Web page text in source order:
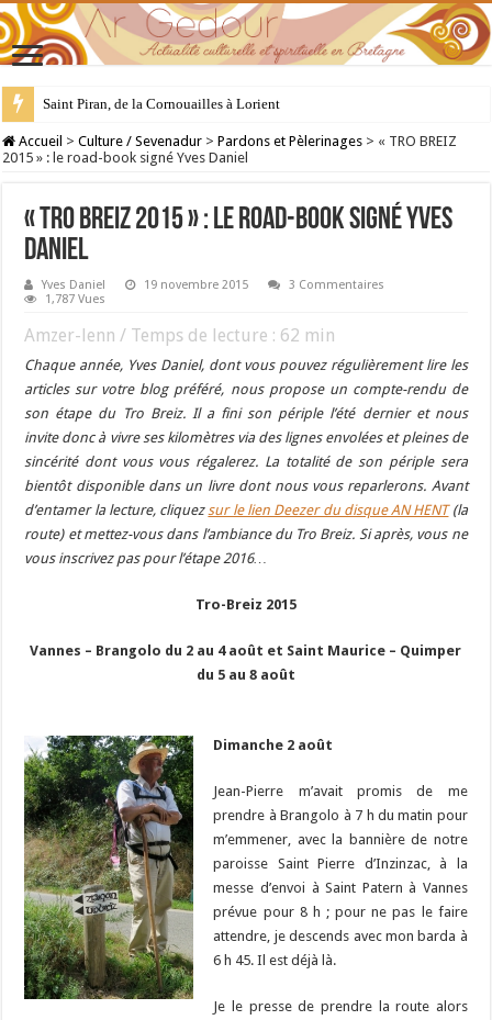
Saint Piran, de la Cornouailles à Lorient
28 juillet : Saint Samson de Dol, père de la Bretagne chrétienne
Accueil > Culture / Sevenadur > Pardons et Pèlerinages > « TRO BREIZ
2015 » : le road-book signé Yves Daniel
« TRO BREIZ 2015 » : le road-book signé Yves
Daniel
Yves Daniel 19 novembre 2015
3 Commentaires
1,787 Vues
Amzer-lenn / Temps de lecture : 62 min
Chaque année, Yves Daniel, dont vous pouvez régulièrement lire les
articles sur votre blog préféré, nous propose un compte-rendu de
son étape du Tro Breiz. Il a fini son périple l’été dernier et nous
invite donc à vivre ses kilomètres via des lignes envolées et pleines de
sincérité dont vous vous régalerez. La totalité de son périple sera
bientôt disponible dans un livre dont nous vous reparlerons. Avant
d’entamer la lecture, cliquez sur le lien Deezer du disque AN HENT(la
route) et mettez-vous dans l’ambiance du Tro Breiz. Si après, vous ne
vous inscrivez pas pour l’étape 2016…
Tro-Breiz 2015
Vannes – Brangolo du 2 au 4 août et Saint Maurice – Quimper
du 5 au 8 août
Dimanche 2 août
Jean-Pierre m’avait promis de me
prendre à Brangolo à 7 h du matin pour
m’emmener, avec la bannière de notre
paroisse Saint Pierre d’Inzinzac, à la
messe d’envoi à Saint Patern à Vannes
prévue pour 8 h ; pour ne pas le faire
attendre, je descends avec mon barda à
6 h 45. Il est déjà là.
Je le presse de prendre la route alors